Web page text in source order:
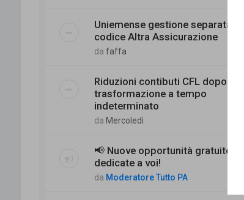
Uniemense gestione separata -
codice Altra Assicurazione
da faffa
Riduzioni contibuti CFL dopo
trasformazione a tempo
indeterminato
da Mercoledì
📢 Nuove opportunità gratuite
dedicate a voi!
da Moderatore Tutto PA